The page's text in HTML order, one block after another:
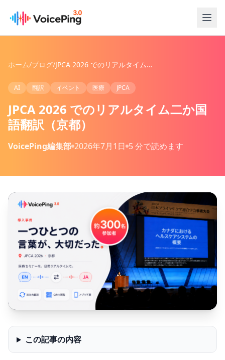
ホーム/ブログ/ JPCA 2026 でのリアルタイム二か国語翻訳（京都）
AI 翻訳 イベント 医療 JPCA
JPCA 2026 でのリアルタイム二か国
語翻訳（京都）
VoicePing編集部 2026年7月1日 5 分で読めます
この記事の内容